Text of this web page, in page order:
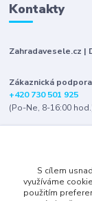
Kontakty
Zahradavesele.cz |
Zákaznická
+420 730 501 925
(Po-Ne, 8-16:00
S cílem
využíváme
použitím